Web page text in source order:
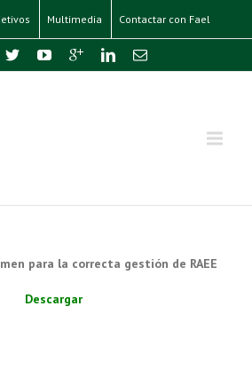
Multimedia Contactar con Fael
para la correcta gestión de RAEE
Descargar